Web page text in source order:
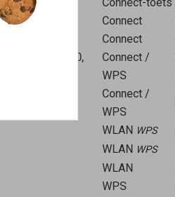
Connect-toets
Connect
Connect
4690, 4630,
Connect /
WPS
Connect /
WPS
WLAN WPS
WLAN WPS
WLAN
WPS